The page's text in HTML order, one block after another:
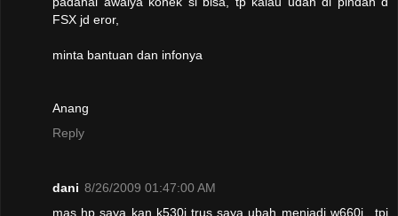
FSX jd eror,
minta bantuan dan infonya
Anang
Reply
dani 8/26/2009 01:47:00 AM
mas hp saya kan k530i trus saya ubah menjadi w660i.. tpi